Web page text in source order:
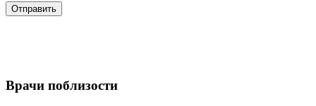
Врачи поблизости